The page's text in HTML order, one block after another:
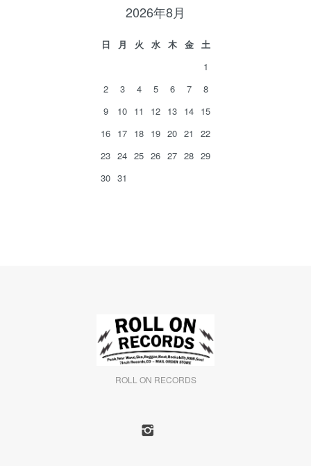
2026年8月
日 月 火 水 木 金
土
1
2
3 4 5 6 7
8
9
10 11 12 13 14 15
16 17 18 19 20 21
22
23 24 25 26 27 28 29
30 31
ROLL ON RECORDS